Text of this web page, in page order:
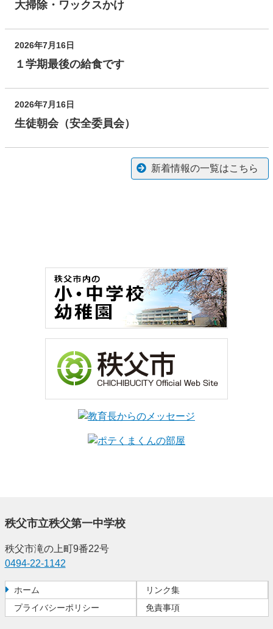
大掃除・ワックスかけ
2026年7月16日
１学期最後の給食です
2026年7月16日
生徒朝会（安全委員会）
新着情報の一覧はこちら
秩父市立秩父第一中学校
秩父市滝の上町9番22号
0494-22-1142
ホーム
リンク集
プライバシーポリシー
免責事項